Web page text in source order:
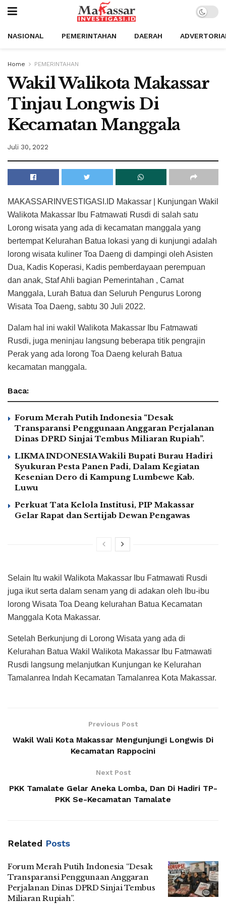
NASIONAL PEMERINTAHAN DAERAH
Home PEMERINTAHAN
Wakil Walikota Makassar
Tinjau Longwis Di
Kecamatan Manggala
Juli 30, 2022
MAKASSARINVESTIGASI.ID Makassar | Kunjungan Wakil
Walikota Makassar Ibu Fatmawati Rusdi di salah satu
Lorong wisata yang ada di kecamatan manggala yang
bertempat Kelurahan Batua lokasi yang di kunjungi adalah
lorong wisata kuliner Toa Daeng di dampingi oleh Asisten
Dua, Kadis Koperasi, Kadis pemberdayaan perempuan
dan anak, Staf Ahli bagian Pemerintahan , Camat
Manggala, Lurah Batua dan Seluruh Pengurus Lorong
Wisata Toa Daeng, sabtu 30 Juli 2022.
Dalam hal ini wakil Walikota Makassar Ibu Fatmawati
Rusdi, juga meninjau langsung beberapa titik pengrajin
Perak yang ada lorong Toa Daeng kelurah Batua
kecamatan manggala.
Baca:
Forum Merah Putih Indonesia “Desak
Transparansi Penggunaan Anggaran Perjalanan
Dinas DPRD Sinjai Tembus Miliaran Rupiah”.
LIKMA INDONESIA Wakili Bupati Burau Hadiri
Syukuran Pesta Panen Padi, Dalam Kegiatan
Kesenian Dero di Kampung Lumbewe Kab.
Luwu
Perkuat Tata Kelola Institusi, PIP Makassar
Gelar Rapat dan Sertijab Dewan Pengawas
Selain Itu wakil Walikota Makassar Ibu Fatmawati Rusdi
juga ikut serta dalam senam yang di adakan oleh Ibu-ibu
lorong Wisata Toa Deang kelurahan Batua Kecamatan
Manggala Kota Makassar.
Setelah Berkunjung di Lorong Wisata yang ada di
Kelurahan Batua Wakil Walikota Makassar Ibu Fatmawati
Rusdi langsung melanjutkan Kunjungan ke Kelurahan
Tamalanrea Indah Kecamatan Tamalanrea Kota Makassar.
Previous Post
Wakil Wali Kota Makassar Mengunjungi Longwis Di
Kecamatan Rappocini
Next Post
PKK Tamalate Gelar Aneka Lomba, Dan Di Hadiri TP-
PKK Se-Kecamatan Tamalate
Related Posts
Forum Merah Putih Indonesia “Desak
Transparansi Penggunaan Anggaran
Perjalanan Dinas DPRD Sinjai Tembus
Miliaran Rupiah”.